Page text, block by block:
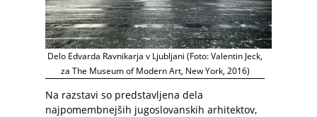
Delo Edvarda Ravnikarja v Ljubljani (Foto: Valentin Jeck,
za The Museum of Modern Art, New York, 2016)
Na razstavi so predstavljena dela
najpomembnejših jugoslovanskih arhitektov,